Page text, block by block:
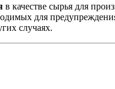
в качестве сырья для
для
случаях.